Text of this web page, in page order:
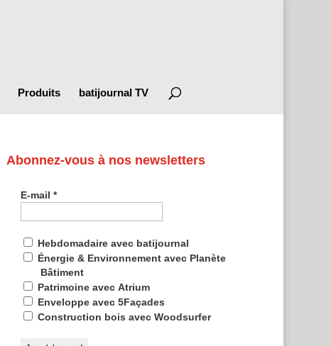
Produits batijournal TV
Abonnez-vous à nos newsletters
E-mail*
Hebdomadaire avec batijournal
Énergie & Environnement avec Planète
Bâtiment
Patrimoine avec Atrium
Enveloppe avec 5Façades
Construction bois avec Woodsurfer